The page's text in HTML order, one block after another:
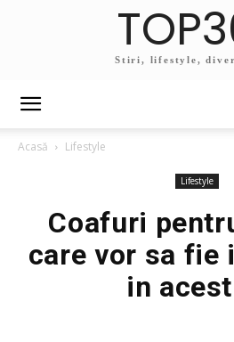
Stiri, lifestyle,
Acasă Lifestyle
Lifestyle
Coafuri
care vor sa fie
in